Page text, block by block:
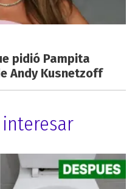
pidió Pampita
Andy Kusnetzoff